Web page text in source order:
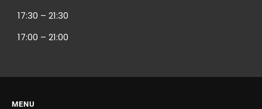
17:30 – 21:30
17:00 – 21:00
MENU